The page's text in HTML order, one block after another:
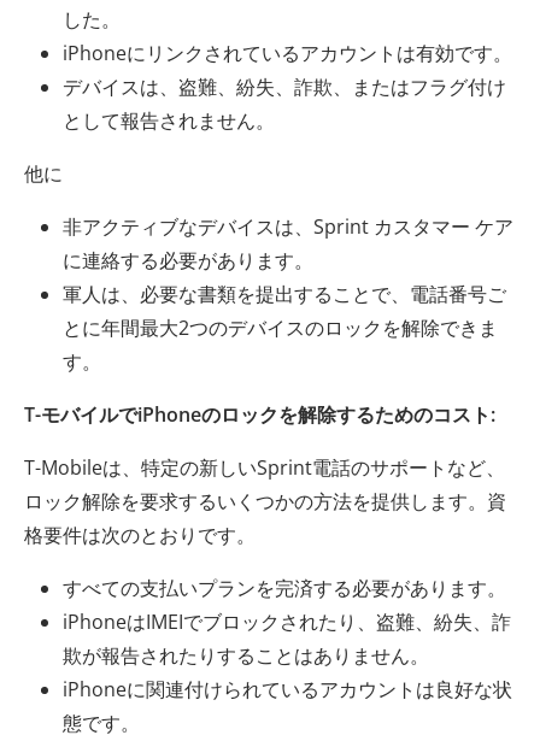
した。
iPhoneにリンクされているアカウントは有効です。
デバイスは、盗難、紛失、詐欺、またはフラグ付け
として報告されません。
他に
非アクティブなデバイスは、Sprint カスタマー ケア
に連絡する必要があります。
軍人は、必要な書類を提出することで、電話番号ご
とに年間最大2つのデバイスのロックを解除できま
す。
T-モバイルでiPhoneのロックを解除するためのコスト:
T-Mobileは、特定の新しいSprint電話のサポートなど、
ロック解除を要求するいくつかの方法を提供します。資
格要件は次のとおりです。
すべての支払いプランを完済する必要があります。
iPhoneはIMEIでブロックされたり、盗難、紛失、詐
欺が報告されたりすることはありません。
iPhoneに関連付けられているアカウントは良好な状
態です。